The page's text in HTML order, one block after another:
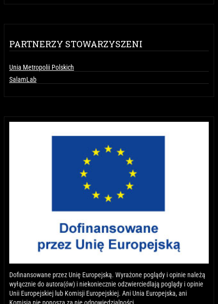
PARTNERZY STOWARZYSZENI
Unia Metropolii Polskich
SalamLab
Dofinansowane przez Unię Europejską. Wyrażone poglądy i opinie należą
wyłącznie do autora(ów) i niekoniecznie odzwierciedlają poglądy i opinie
Unii Europejskiej lub Komisji Europejskiej. Ani Unia Europejska, ani
Komisja nie ponoszą za nie odpowiedzialności.